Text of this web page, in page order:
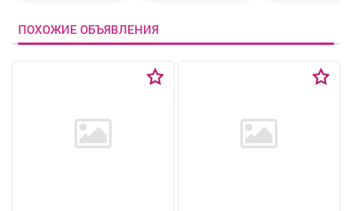
ПОХОЖИЕ ОБЪЯВЛЕНИЯ